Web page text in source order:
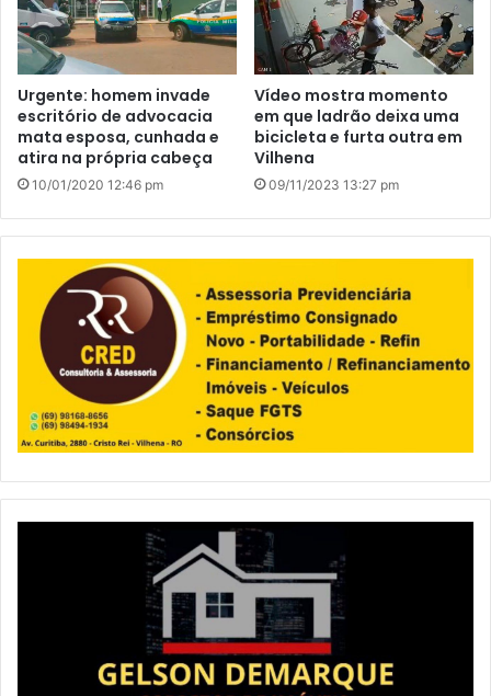
Urgente: homem invade
escritório de advocacia
mata esposa, cunhada e
atira na própria cabeça
10/01/2020 12:46 pm
Vídeo mostra momento
em que ladrão deixa uma
bicicleta e furta outra em
Vilhena
09/11/2023 13:27 pm